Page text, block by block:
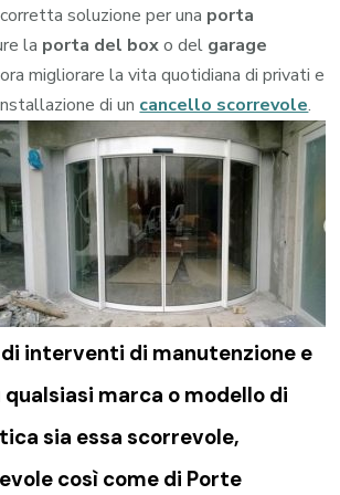
soluzione per una porta
la porta del boxo del garage
migliorare la vita quotidiana di privati e
di un cancello scorrevole.
interventi di manutenzione e
marca o modello di
sia essa scorrevole,
così come di Porte